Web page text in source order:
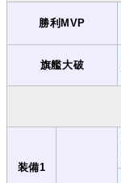
勝利MVP
旗艦大破
装備1